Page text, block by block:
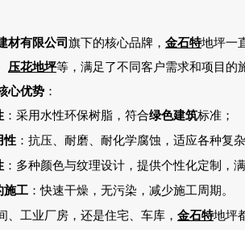
材有限公司 旗下的核心品牌， 金石特地坪一
压花地坪等，满足了不同客户需求和项目的
心优势 ：
：采用水性环保树脂，符合绿色建筑标准；
性 ：抗压、耐磨、耐化学腐蚀，适应各种复杂
：多种颜色与纹理设计，提供个性化定制，
施工 ：快速干燥，无污染，减少施工周期。
、工业厂房，还是住宅、车库， 金石特地坪